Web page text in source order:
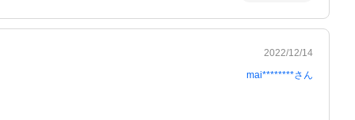
2022/12/14
mai********さん